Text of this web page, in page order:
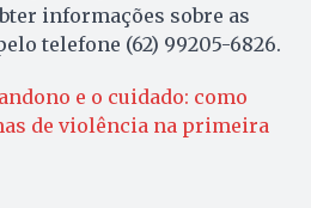
informações sobre as
telefone (62) 99205-6826.
e o cuidado: como
de violência na primeira